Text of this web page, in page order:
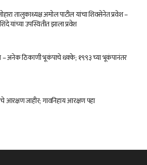
तालुकाध्यक्ष अमोल पाटील यांचा शिवसेनेत प्रवेश –
यांच्या उपस्थितीत झाला प्रवेश
– अनेक ठिकाणी भूकंपाचे धक्के; १९९३ च्या भूकंपानंतर
आरक्षण जाहीर; गावनिहाय आरक्षण पहा